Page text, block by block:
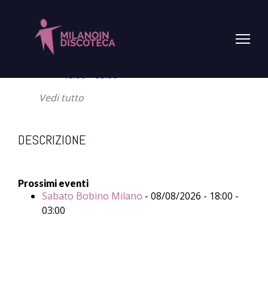
PROSSIMO EVENTO
18:00 - 03:00
Vedi tutto
DESCRIZIONE
Prossimi eventi
Sabato Bobino Milano - 08/08/2026 - 18:00 -
03:00